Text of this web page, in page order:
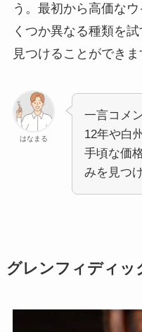
う。最初から高価な
くつか異なる種類を
見つけることができま
はなまる
一言コメ
12年や白
手頃な価
みを見つ
グレンフィディッ